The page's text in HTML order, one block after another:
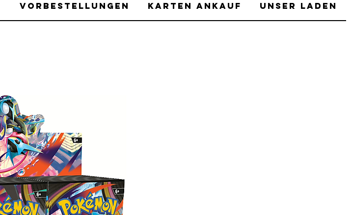
Vorbestellungen Karten Ankauf Unser Laden